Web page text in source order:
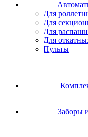
Для
Для
Для
Для
Пульты
Заборы